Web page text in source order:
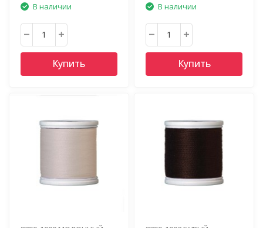
В наличии
Купить
В наличии
Купить